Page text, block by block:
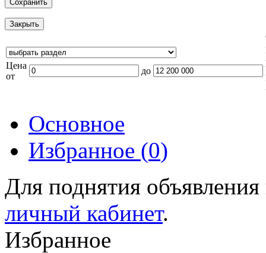
Сохранить
Закрыть
Цена
от
до
Основное
Избранное (0)
Для поднятия
личный кабинет.
Избранное